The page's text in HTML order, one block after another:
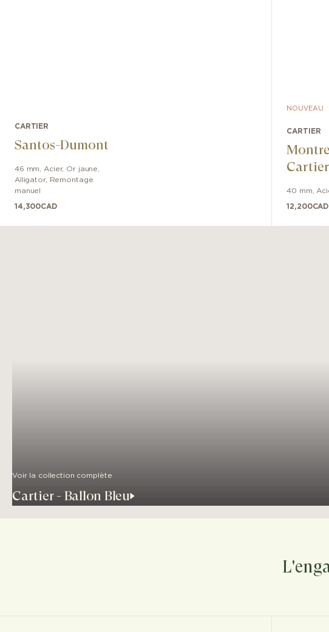
CARTIER
Santos-Dumont
46 mm Acier, Or jaune
Alligator, Remontage
manuel
14,300CAD
NOUVEAU
CARTIER
Cartier
40 mm
12,200CAD
Voir la collection complète
Cartier - Ballon Bleu